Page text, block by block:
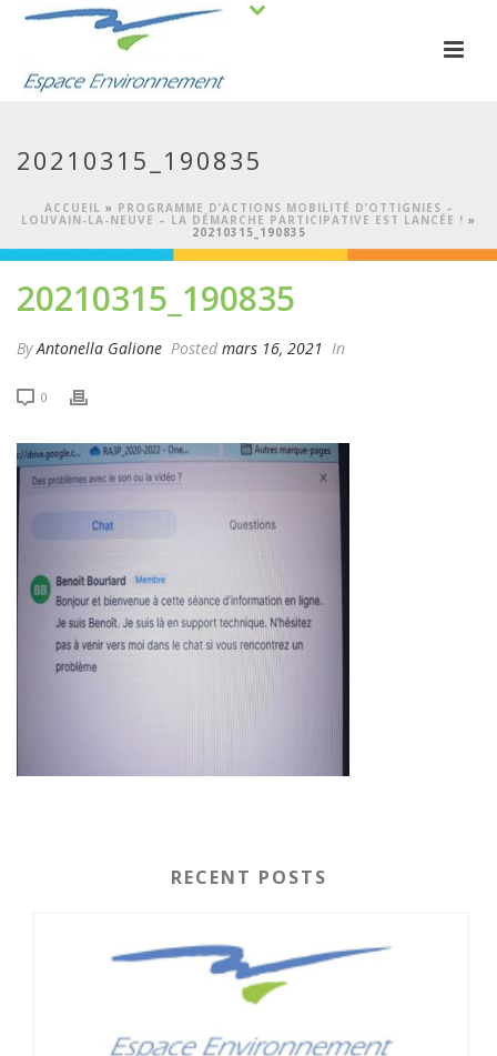
20210315_190835
ACCUEIL » PROGRAMME D’ACTIONS MOBILITÉ D’OTTIGNIES –
LOUVAIN-LA-NEUVE – LA DÉMARCHE PARTICIPATIVE EST LANCÉE ! »
20210315_190835
20210315_190835
ByAntonella Galione Posted mars 16, 2021 In
0
RECENT POSTS